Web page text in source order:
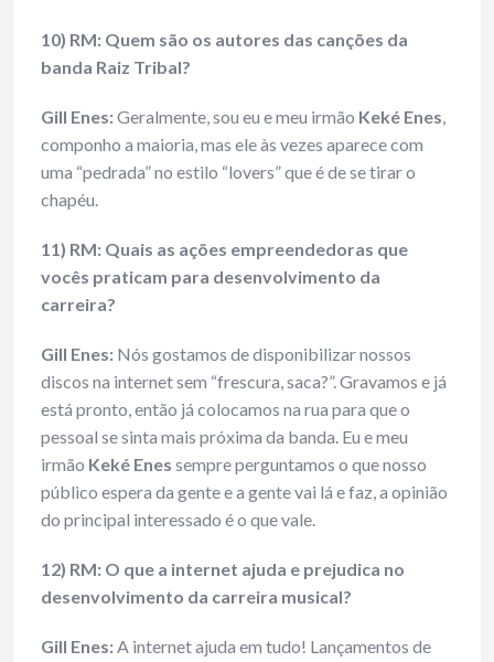
10) RM: Quem são os autores das canções da
banda Raiz Tribal?
Gill Enes:Geralmente, sou eu e meu irmão Keké Enes,
componho a maioria, mas ele às vezes aparece com
uma “pedrada” no estilo “lovers” que é de se tirar o
chapéu.
11) RM: Quais as ações empreendedoras que
vocês praticam para desenvolvimento da
carreira?
Gill Enes: Nós gostamos de disponibilizar nossos
discos na internet sem “frescura, saca?”. Gravamos e já
está pronto, então já colocamos na rua para que o
pessoal se sinta mais próxima da banda. Eu e meu
irmão Keké Enes sempre perguntamos o que nosso
público espera da gente e a gente vai lá e faz, a opinião
do principal interessado é o que vale.
12) RM: O que a internet ajuda e prejudica no
desenvolvimento da carreira musical?
Gill Enes:A internet ajuda em tudo! Lançamentos de